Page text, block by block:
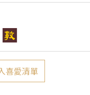
喜愛清單